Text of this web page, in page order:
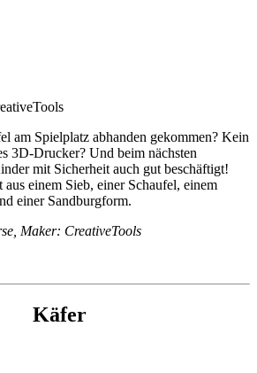
am Spielplatz abhanden gekommen? Kein
3D-Drucker? Und beim nächsten
mit Sicherheit auch gut beschäftigt!
aus einem Sieb, einer Schaufel, einem
einer Sandburgform.
Maker: CreativeTools
Käfer